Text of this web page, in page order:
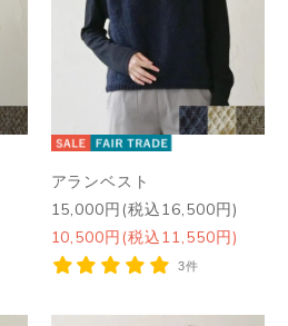
アランベスト
15,000円(税込16,500円)
10,500円(税込11,550円)
3件